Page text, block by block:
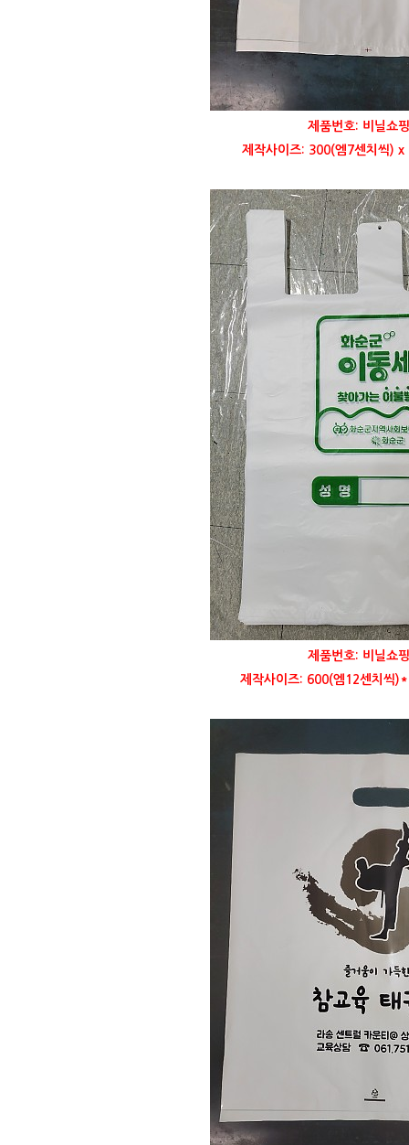
제품번호: 비닐쇼
제작사이즈: 300(엠7센치씩)
제품번호: 비닐쇼
제작사이즈: 600(엠12센치씩